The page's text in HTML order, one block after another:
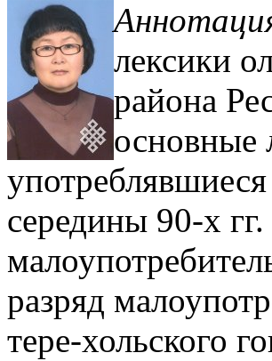
лексики
района
основные
середины 90-х гг.
разряд
тере-хольского